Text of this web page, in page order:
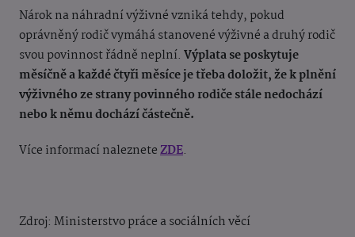
Nárok na náhradní výživné vzniká tehdy, pokud
oprávněný rodič vymáhá stanovené výživné a druhý rodič
svou povinnost řádně neplní. Výplata se poskytuje
měsíčně a každé čtyři měsíce je třeba doložit, že k plnění
výživného ze strany povinného rodiče stále nedochází
nebo k němu dochází částečně.
Více informací nalezneteZDE.
Zdroj: Ministerstvo práce a sociálních věcí